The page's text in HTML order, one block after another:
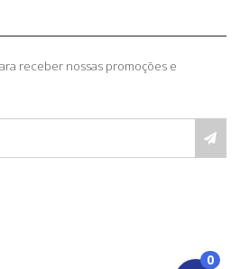
receber nossas promoções e
0